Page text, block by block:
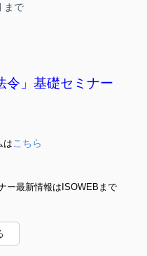
まで
令」基礎セミナー
はこちら
ー最新情報はISOWEBまで